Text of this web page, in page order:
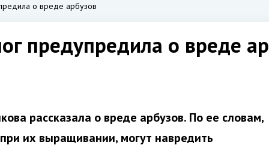
о вреде арбузов
предупредила о вреде
рассказала о вреде арбузов. По ее словам,
их выращивании, могут навредить